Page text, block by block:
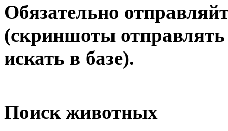
Обязательно
(скриншоты
искать в базе).
Поиск животных